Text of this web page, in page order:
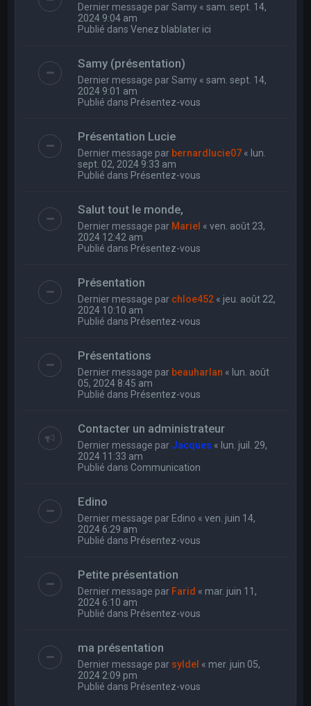
Dernier message parSamy «sam. sept. 14,
2024 9:04 am
Publié dansVenez blablater ici
Samy (présentation)
Dernier message parSamy «sam. sept. 14,
2024 9:01 am
Publié dans Présentez-vous
Présentation Lucie
Dernier message par bernardlucie07 « lun.
sept. 02, 2024 9:33 am
Publié dans Présentez-vous
Salut tout le monde,
Dernier message par Mariel «ven. août 23,
2024 12:42 am
Publié dans Présentez-vous
Présentation
Dernier message par chloe452 « jeu. août 22,
2024 10:10 am
Publié dans Présentez-vous
Présentations
Dernier message par beauharlan « lun. août
05, 2024 8:45 am
Publié dans Présentez-vous
Contacter un administrateur
Dernier message par Jacques « lun. juil. 29,
2024 11:33 am
Publié dans Communication
Edino
Dernier message par Edino «ven. juin 14,
2024 6:29 am
Publié dans Présentez-vous
Petite présentation
Dernier message par Farid « mar. juin 11,
2024 6:10 am
Publié dans Présentez-vous
ma présentation
Dernier message par syldel « mer. juin 05,
2024 2:09 pm
Publié dans Présentez-vous